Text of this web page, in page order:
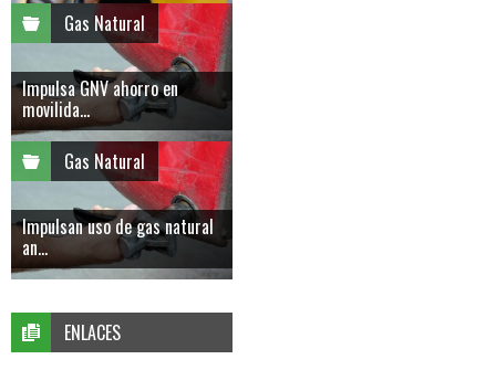
Gas Natural
Impulsa GNV ahorro en
movilida...
Gas Natural
Impulsan uso de gas natural
an...
ENLACES